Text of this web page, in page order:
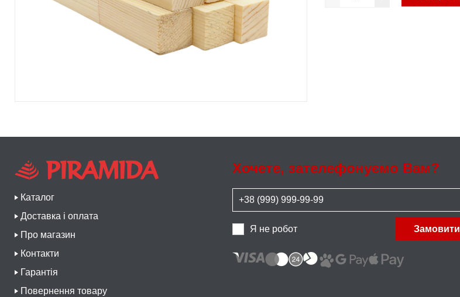
Каталог
Доставка і оплата
Про магазин
Контакти
Гарантія
Повернення товару
Хочете, зателефонуємо Вам?
Я не робот Замовити